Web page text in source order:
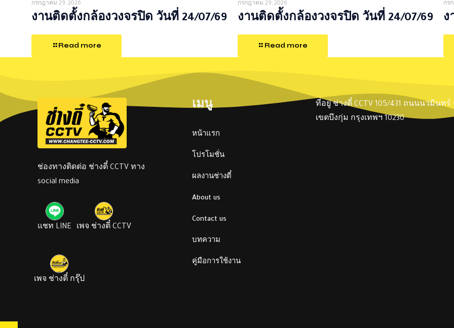
กรกฎาคม 29, 2026
งานติดตั้งกล้องวงจรปิด วันที่ 24/07/69
Read more
กรกฎาคม 29, 2026
งานติดตั้งกล้องวงจรปิด วันที่ 24/07/69
Read more
กร
ง
ช่องทางติดต่อ ช่างตี๋ CCTV ทาง
social media
แชท LINE เพจ ช่างตี๋ CCTV
เพจ ช่างตี๋ กรุ๊ป
เมนู
หน้าแรก
โปรโมชั่น
ผลงานช่างตี๋
About us
Contact us
บทความ
คู่มือการใช้งาน
ที่อยู่ ช่างตี๋ CCTV 105/431 ถนนนวมินท
เขตบึงกุ่ม กรุงเทพฯ 10230